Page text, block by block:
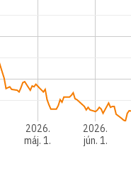
2026.
máj. 1.
2026.
jún. 1.